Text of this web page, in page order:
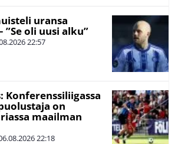
uransa
oli uusi alku”
22:57
Konferenssiliigassa
on
maailman
22:18